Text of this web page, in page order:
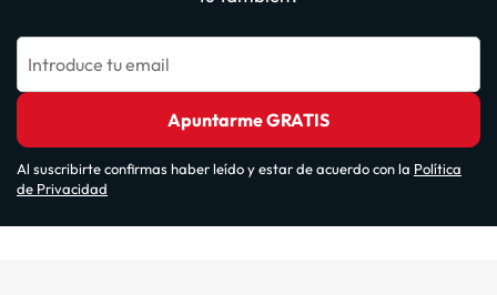
Introduce tu email
Apuntarme GRATIS
Al suscribirte confirmas haber leído y estar de acuerdo con la Política
de Privacidad